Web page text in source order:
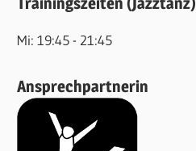
Mi: 19:45 - 21:45
Ansprechpartnerin